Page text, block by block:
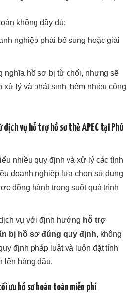
không đầy đủ;
nghiệp phải bổ sung hoặc giải
nghĩa hồ sơ bị từ chối, nhưng sẽ
xử lý và phát sinh thêm nhiều công
vụ hỗ trợ hồ sơ thẻ APEC tại Phú
nhiều quy định và xử lý các tình
doanh nghiệp lựa chọn sử dụng
đồng hành trong suốt quá trình
vụ với định hướng hỗ trợ
bị hồ sơ đúng quy định, không
định pháp luật và luôn đặt tính
lên hàng đầu.
ưu hồ sơ hoàn toàn miễn phí